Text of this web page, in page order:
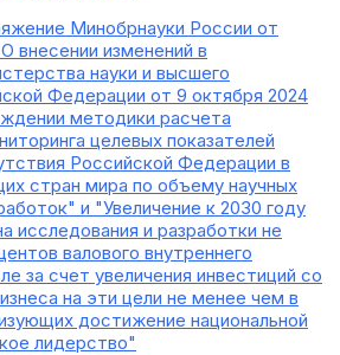
Минобрнауки России от
внесении изменений в
науки и высшего
Федерации от 9 октября 2024
методики расчета
целевых показателей
Российской Федерации в
стран мира по объему научных
и "Увеличение к 2030 году
исследования и разработки не
валового внутреннего
за счет увеличения инвестиций со
на эти цели не менее чем в
достижение национальной
лидерство"